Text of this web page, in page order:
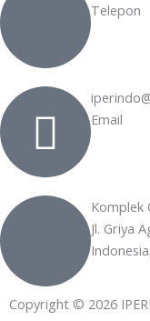
Telepon
Email
Komplek
Jl. Griya
Copyright © 2026